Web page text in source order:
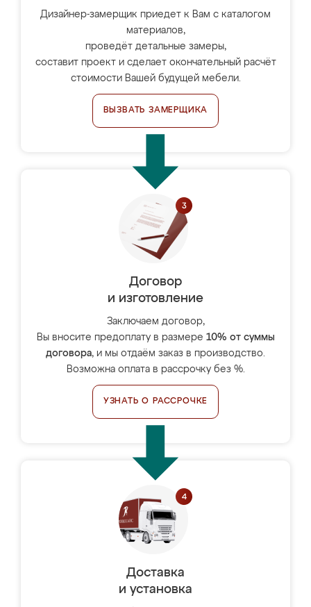
Дизайнер-замерщик приедет к Вам с каталогом
материалов,
проведёт детальные замеры,
составит проект и сделает окончательный расчёт
стоимости Вашей будущей мебели.
ВЫЗВАТЬ ЗАМЕРЩИКА
Договор
и изготовление
Заключаем договор,
Вы вносите предоплату в размере 10% от суммы
договора, и мы отдаём заказ в производство.
Возможна оплата в рассрочку без %.
УЗНАТЬ О РАССРОЧКЕ
Доставка
и установка